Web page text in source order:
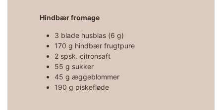
Hindbær fromage
3 blade husblas (6 g)
170 g hindbær frugtpure
2 spsk. citronsaft
55 g sukker
45 g æggeblommer
190 g piskefløde